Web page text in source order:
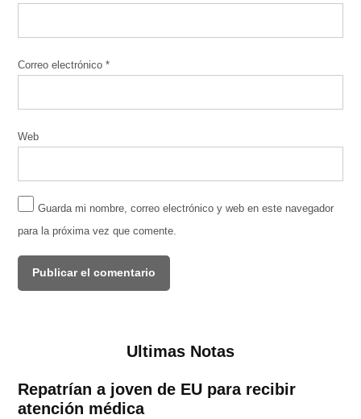
Correo electrónico*
Web
Guarda mi nombre, correo electrónico y web en este navegador
para la próxima vez que comente.
Ultimas Notas
Repatrían a joven de EU para recibir
atención médica